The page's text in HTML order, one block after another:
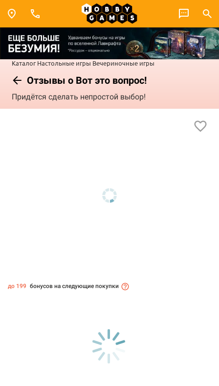
Каталог Настольные игры Вечериночные игры
Отзывы о Вот это вопрос!
Придётся сделать непростой выбор!
до 199 бонусов на следующие покупки